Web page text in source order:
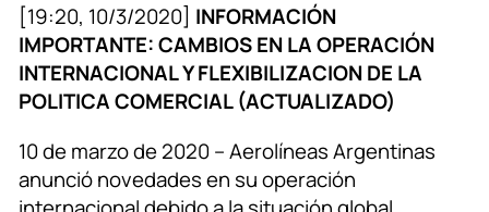
[19:20, 10/3/2020] INFORMACIÓN
IMPORTANTE: CAMBIOS EN LA OPERACIÓN
INTERNACIONAL Y FLEXIBILIZACION DE LA
POLITICA COMERCIAL (ACTUALIZADO)
10 de marzo de 2020 – Aerolíneas Argentinas
anunció novedades en su operación